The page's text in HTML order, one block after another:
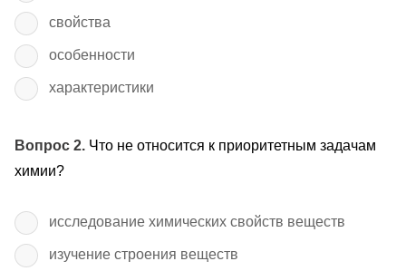
свойства
особенности
характеристики
Вопрос 2. Что не относится к приоритетным задачам
химии?
исследование химических свойств веществ
изучение строения веществ